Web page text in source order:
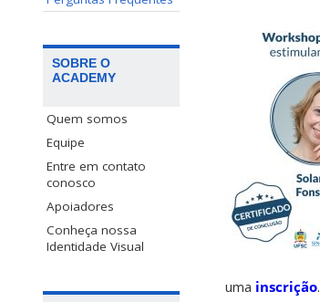
SOBRE O
ACADEMY
Quem somos
Equipe
Entre em contato
conosco
Apoiadores
Conheça nossa
Identidade Visual
uma inscrição.